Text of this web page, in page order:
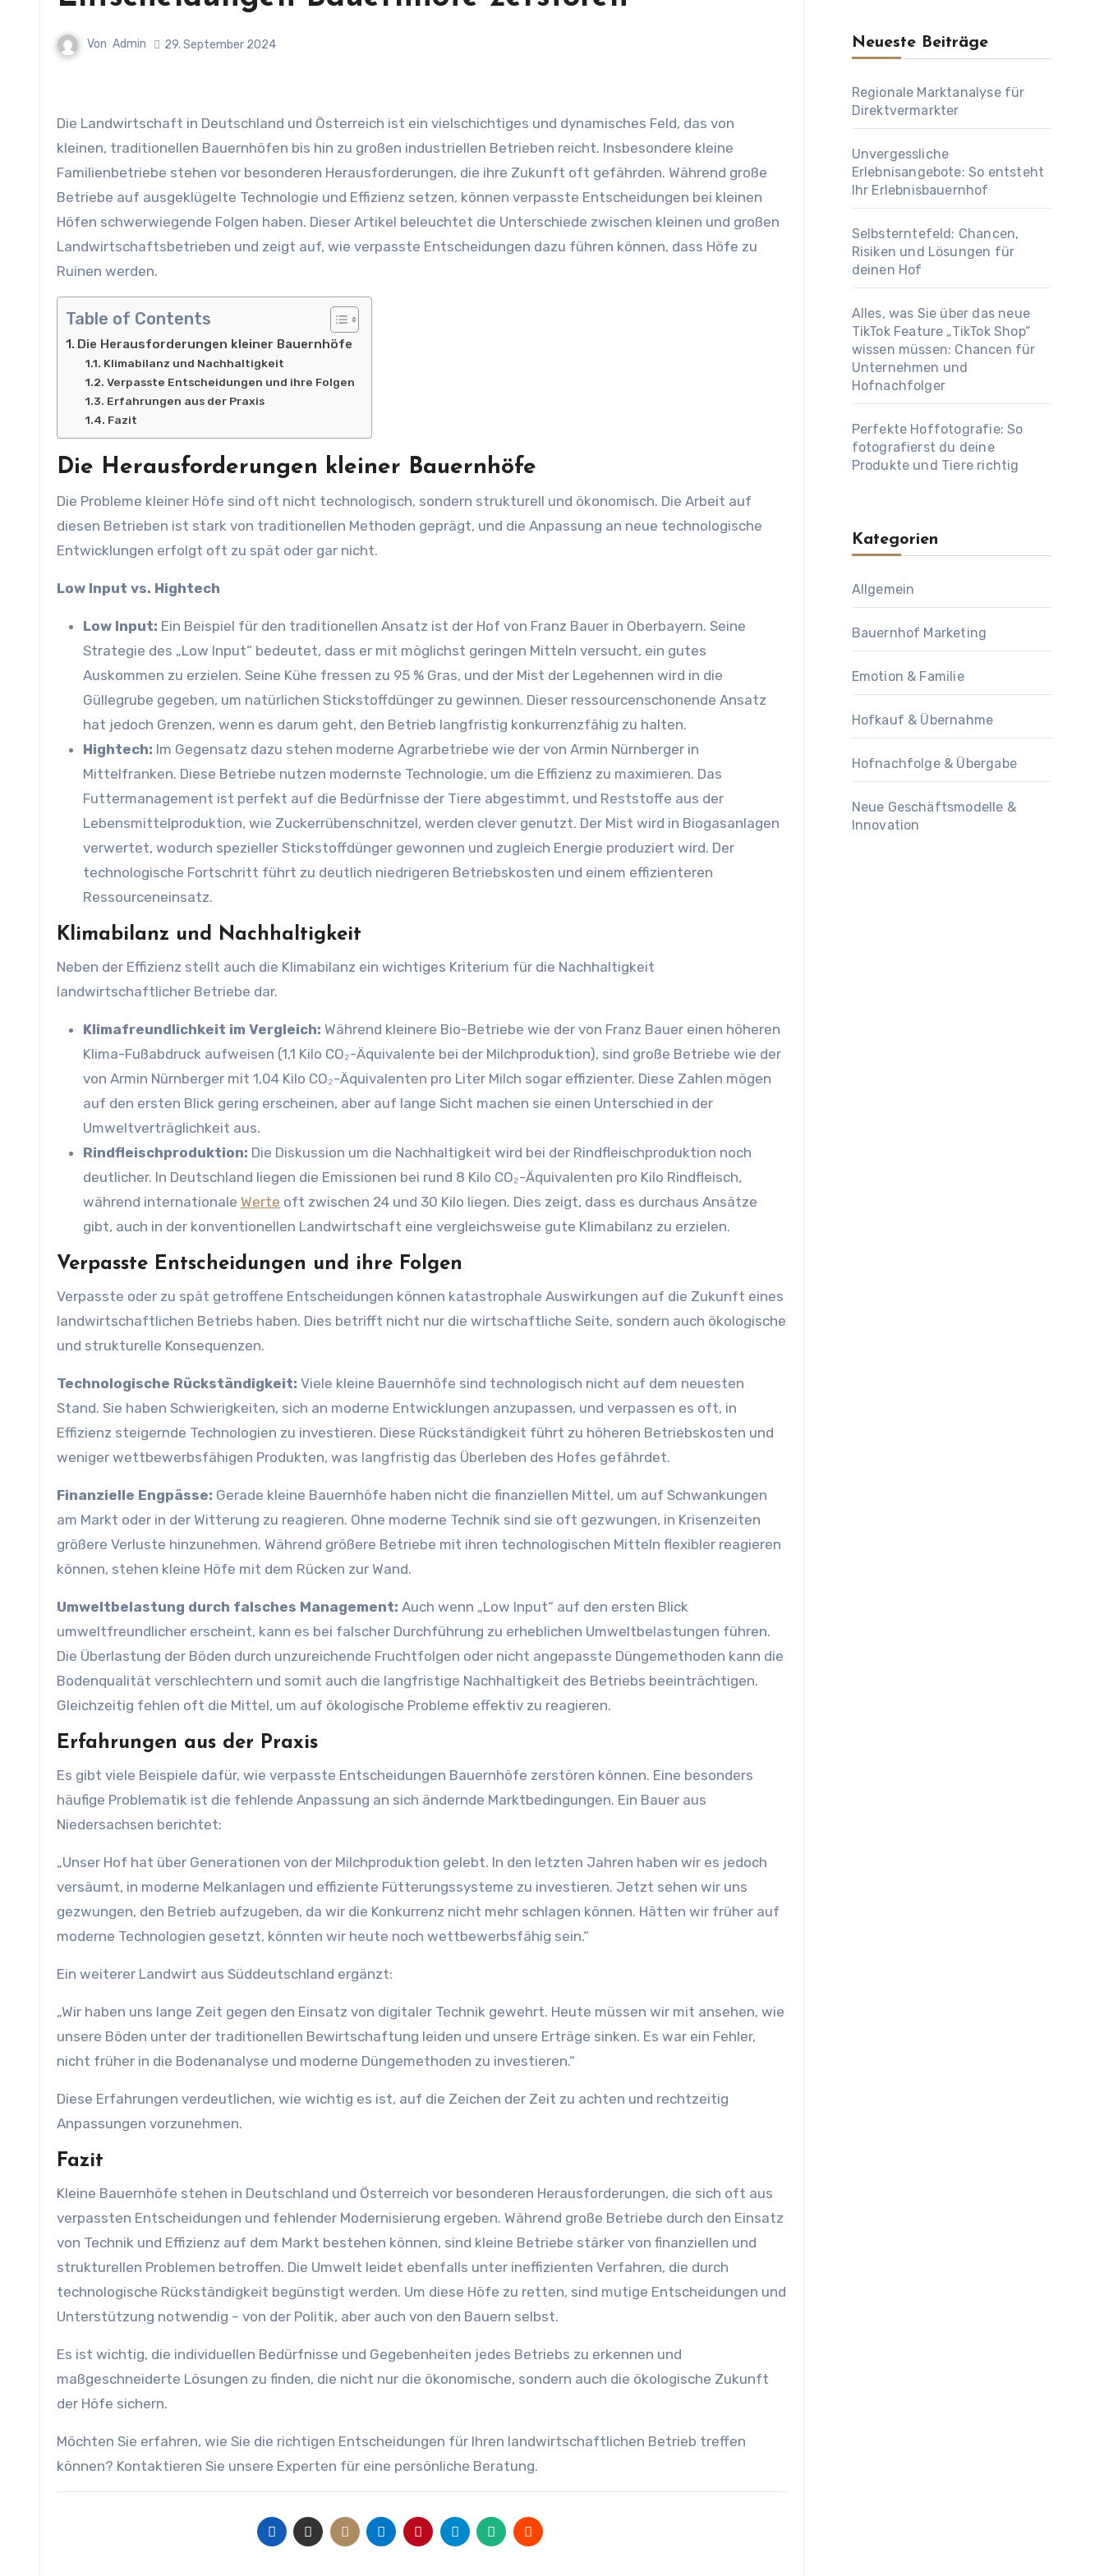
Von Admin 29. September 2024
Die Landwirtschaft in Deutschland und Österreich ist ein vielschichtiges und dynamisches Feld, das von
kleinen, traditionellen Bauernhöfen bis hin zu großen industriellen Betrieben reicht. Insbesondere kleine
Familienbetriebe stehen vor besonderen Herausforderungen, die ihre Zukunft oft gefährden. Während große
Betriebe auf ausgeklügelte Technologie und Effizienz setzen, können verpasste Entscheidungen bei kleinen
Höfen schwerwiegende Folgen haben. Dieser Artikel beleuchtet die Unterschiede zwischen kleinen und großen
Landwirtschaftsbetrieben und zeigt auf, wie verpasste Entscheidungen dazu führen können, dass Höfe zu
Ruinen werden.
Table of Contents
Die Herausforderungen kleiner Bauernhöfe
Klimabilanz und Nachhaltigkeit
Verpasste Entscheidungen und ihre Folgen
Erfahrungen aus der Praxis
Fazit
Die Herausforderungen kleiner Bauernhöfe
Die Probleme kleiner Höfe sind oft nicht technologisch, sondern strukturell und ökonomisch. Die Arbeit auf
diesen Betrieben ist stark von traditionellen Methoden geprägt, und die Anpassung an neue technologische
Entwicklungen erfolgt oft zu spät oder gar nicht.
Low Input vs. Hightech
Low Input: Ein Beispiel für den traditionellen Ansatz ist der Hof von Franz Bauer in Oberbayern. Seine
Strategie des „Low Input“ bedeutet, dass er mit möglichst geringen Mitteln versucht, ein gutes
Auskommen zu erzielen. Seine Kühe fressen zu 95 % Gras, und der Mist der Legehennen wird in die
Güllegrube gegeben, um natürlichen Stickstoffdünger zu gewinnen. Dieser ressourcenschonende Ansatz
hat jedoch Grenzen, wenn es darum geht, den Betrieb langfristig konkurrenzfähig zu halten.
Hightech: Im Gegensatz dazu stehen moderne Agrarbetriebe wie der von Armin Nürnberger in
Mittelfranken. Diese Betriebe nutzen modernste Technologie, um die Effizienz zu maximieren. Das
Futtermanagement ist perfekt auf die Bedürfnisse der Tiere abgestimmt, und Reststoffe aus der
Lebensmittelproduktion, wie Zuckerrübenschnitzel, werden clever genutzt. Der Mist wird in Biogasanlagen
verwertet, wodurch spezieller Stickstoffdünger gewonnen und zugleich Energie produziert wird. Der
technologische Fortschritt führt zu deutlich niedrigeren Betriebskosten und einem effizienteren
Ressourceneinsatz.
Klimabilanz und Nachhaltigkeit
Neben der Effizienz stellt auch die Klimabilanz ein wichtiges Kriterium für die Nachhaltigkeit
landwirtschaftlicher Betriebe dar.
Klimafreundlichkeit im Vergleich: Während kleinere Bio-Betriebe wie der von Franz Bauer einen höheren
Klima-Fußabdruck aufweisen (1,1 Kilo CO₂-Äquivalente bei der Milchproduktion), sind große Betriebe wie der
von Armin Nürnberger mit 1,04 Kilo CO₂-Äquivalenten pro Liter Milch sogar effizienter. Diese Zahlen mögen
auf den ersten Blick gering erscheinen, aber auf lange Sicht machen sie einen Unterschied in der
Umweltverträglichkeit aus.
Rindfleischproduktion: Die Diskussion um die Nachhaltigkeit wird bei der Rindfleischproduktion noch
deutlicher. In Deutschland liegen die Emissionen bei rund 8 Kilo CO₂-Äquivalenten pro Kilo Rindfleisch,
während internationale Werte oft zwischen 24 und 30 Kilo liegen. Dies zeigt, dass es durchaus Ansätze
gibt, auch in der konventionellen Landwirtschaft eine vergleichsweise gute Klimabilanz zu erzielen.
Verpasste Entscheidungen und ihre Folgen
Verpasste oder zu spät getroffene Entscheidungen können katastrophale Auswirkungen auf die Zukunft eines
landwirtschaftlichen Betriebs haben. Dies betrifft nicht nur die wirtschaftliche Seite, sondern auch ökologische
und strukturelle Konsequenzen.
Technologische Rückständigkeit: Viele kleine Bauernhöfe sind technologisch nicht auf dem neuesten
Stand. Sie haben Schwierigkeiten, sich an moderne Entwicklungen anzupassen, und verpassen es oft, in
Effizienz steigernde Technologien zu investieren. Diese Rückständigkeit führt zu höheren Betriebskosten und
weniger wettbewerbsfähigen Produkten, was langfristig das Überleben des Hofes gefährdet.
Finanzielle Engpässe: Gerade kleine Bauernhöfe haben nicht die finanziellen Mittel, um auf Schwankungen
am Markt oder in der Witterung zu reagieren. Ohne moderne Technik sind sie oft gezwungen, in Krisenzeiten
größere Verluste hinzunehmen. Während größere Betriebe mit ihren technologischen Mitteln flexibler reagieren
können, stehen kleine Höfe mit dem Rücken zur Wand.
Umweltbelastung durch falsches Management: Auch wenn „Low Input“ auf den ersten Blick
umweltfreundlicher erscheint, kann es bei falscher Durchführung zu erheblichen Umweltbelastungen führen.
Die Überlastung der Böden durch unzureichende Fruchtfolgen oder nicht angepasste Düngemethoden kann die
Bodenqualität verschlechtern und somit auch die langfristige Nachhaltigkeit des Betriebs beeinträchtigen.
Gleichzeitig fehlen oft die Mittel, um auf ökologische Probleme effektiv zu reagieren.
Erfahrungen aus der Praxis
Es gibt viele Beispiele dafür, wie verpasste Entscheidungen Bauernhöfe zerstören können. Eine besonders
häufige Problematik ist die fehlende Anpassung an sich ändernde Marktbedingungen. Ein Bauer aus
Niedersachsen berichtet:
„Unser Hof hat über Generationen von der Milchproduktion gelebt. In den letzten Jahren haben wir es jedoch
versäumt, in moderne Melkanlagen und effiziente Fütterungssysteme zu investieren. Jetzt sehen wir uns
gezwungen, den Betrieb aufzugeben, da wir die Konkurrenz nicht mehr schlagen können. Hätten wir früher auf
moderne Technologien gesetzt, könnten wir heute noch wettbewerbsfähig sein.“
Ein weiterer Landwirt aus Süddeutschland ergänzt:
„Wir haben uns lange Zeit gegen den Einsatz von digitaler Technik gewehrt. Heute müssen wir mit ansehen, wie
unsere Böden unter der traditionellen Bewirtschaftung leiden und unsere Erträge sinken. Es war ein Fehler,
nicht früher in die Bodenanalyse und moderne Düngemethoden zu investieren.“
Diese Erfahrungen verdeutlichen, wie wichtig es ist, auf die Zeichen der Zeit zu achten und rechtzeitig
Anpassungen vorzunehmen.
Fazit
Kleine Bauernhöfe stehen in Deutschland und Österreich vor besonderen Herausforderungen, die sich oft aus
verpassten Entscheidungen und fehlender Modernisierung ergeben. Während große Betriebe durch den Einsatz
von Technik und Effizienz auf dem Markt bestehen können, sind kleine Betriebe stärker von finanziellen und
strukturellen Problemen betroffen. Die Umwelt leidet ebenfalls unter ineffizienten Verfahren, die durch
technologische Rückständigkeit begünstigt werden. Um diese Höfe zu retten, sind mutige Entscheidungen und
Unterstützung notwendig – von der Politik, aber auch von den Bauern selbst.
Es ist wichtig, die individuellen Bedürfnisse und Gegebenheiten jedes Betriebs zu erkennen und
maßgeschneiderte Lösungen zu finden, die nicht nur die ökonomische, sondern auch die ökologische Zukunft
der Höfe sichern.
Möchten Sie erfahren, wie Sie die richtigen Entscheidungen für Ihren landwirtschaftlichen Betrieb treffen
können? Kontaktieren Sie unsere Experten für eine persönliche Beratung.
Neueste Beiträge
Regionale Marktanalyse für
Direktvermarkter
Unvergessliche
Erlebnisangebote: So entsteht
Ihr Erlebnisbauernhof
Selbsterntefeld: Chancen,
Risiken und Lösungen für
deinen Hof
Alles, was Sie über das neue
TikTok Feature „TikTok Shop“
wissen müssen: Chancen für
Unternehmen und
Hofnachfolger
Perfekte Hoffotografie: So
fotografierst du deine
Produkte und Tiere richtig
Kategorien
Allgemein
Bauernhof Marketing
Emotion & Familie
Hofkauf & Übernahme
Hofnachfolge & Übergabe
Neue Geschäftsmodelle &
Innovation